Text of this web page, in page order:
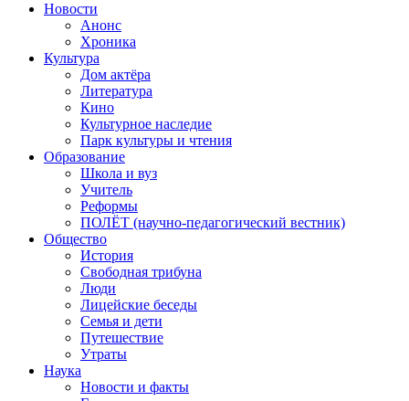
Новости
Анонс
Хроника
Культура
Дом актёра
Литература
Кино
Культурное наследие
Парк культуры и чтения
Образование
Школа и вуз
Учитель
Реформы
ПОЛЁТ (научно-педагогический вестник)
Общество
История
Свободная трибуна
Люди
Лицейские беседы
Семья и дети
Путешествие
Утраты
Наука
Новости и факты